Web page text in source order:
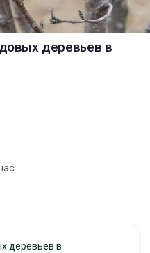
деревьев в